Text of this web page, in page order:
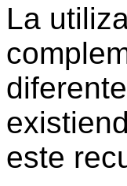
La
este